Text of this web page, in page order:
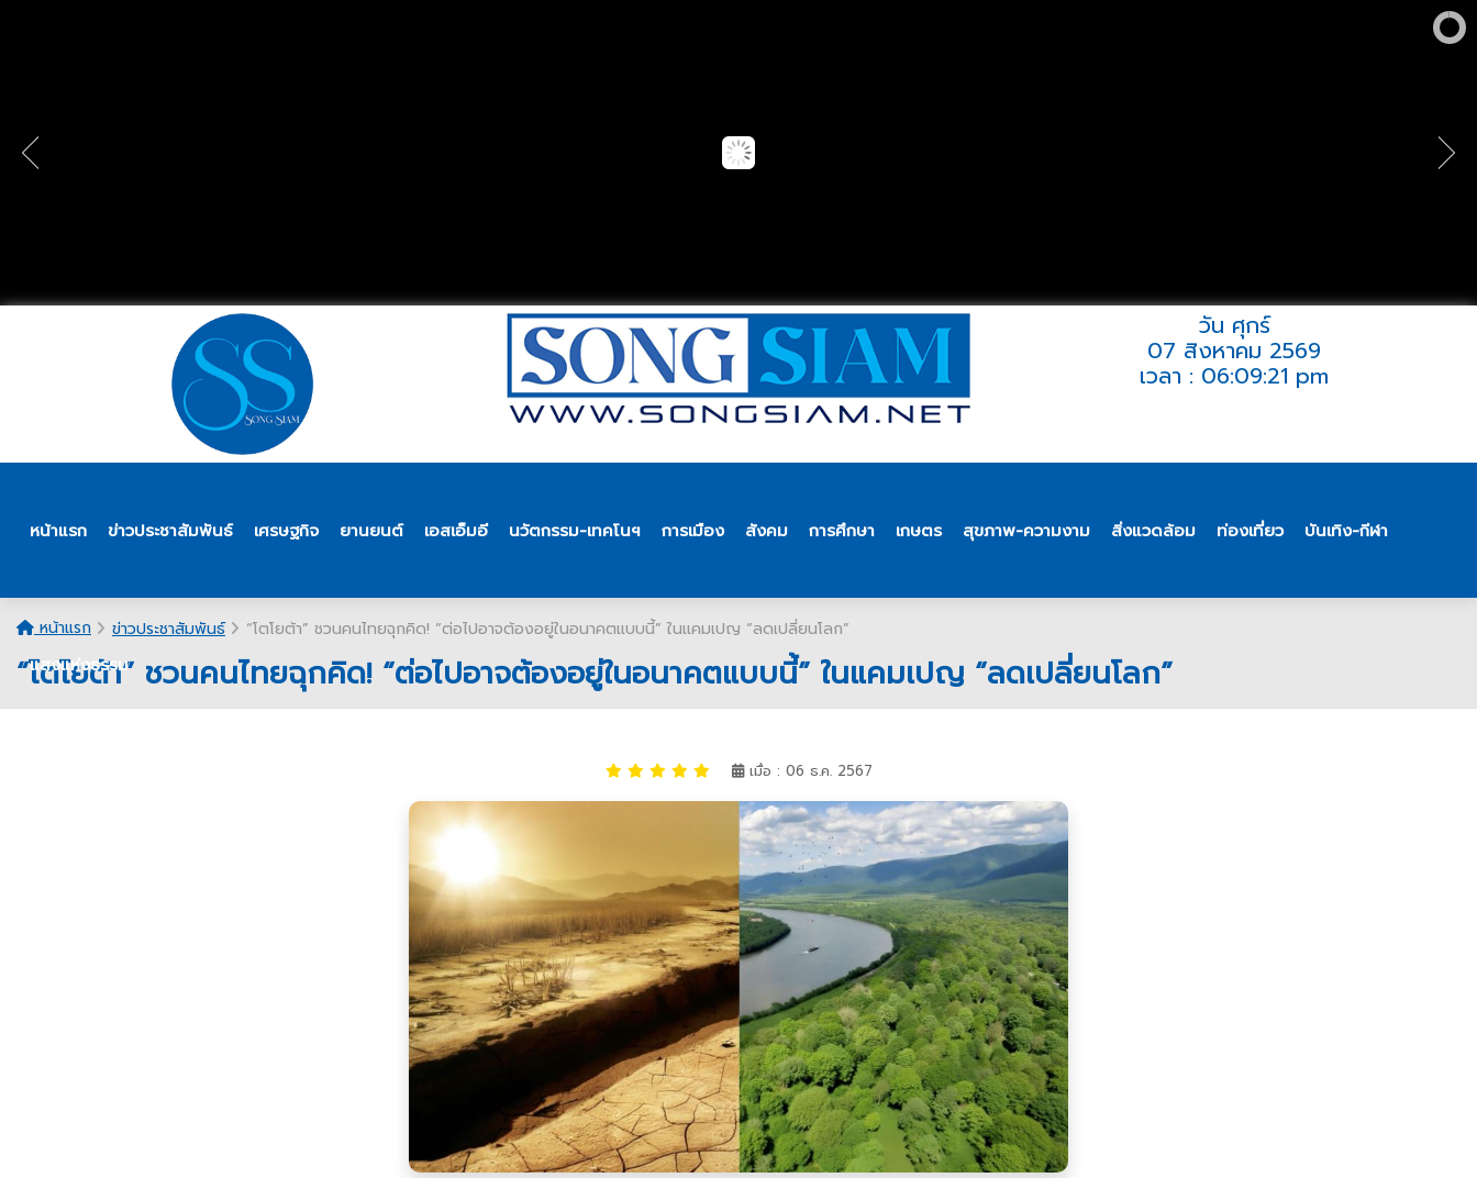
วัน ศุกร์
07 สิงหาคม 2569
เวลา : 06:09:21 pm
หน้าแรก ข่าวประชาสัมพันธ์ เศรษฐกิจ ยานยนต์ เอสเอ็มอี นวัตกรรม-เทคโนฯ การเมือง สังคม การศึกษา เกษตร สุขภาพ-ความงาม สิ่งแวดล้อม ท่องเที่ยว บันเทิง-กีฬา
แสงแห่งธรรม
หน้าแรก ข่าวประชาสัมพันธ์ “โตโยต้า” ชวนคนไทยฉุกคิด! “ต่อไปอาจต้องอยู่ในอนาคตแบบนี้” ในแคมเปญ “ลดเปลี่ยนโลก”
“โตโยต้า” ชวนคนไทยฉุกคิด! “ต่อไปอาจต้องอยู่ในอนาคตแบบนี้” ในแคมเปญ “ลดเปลี่ยนโลก”
เมื่อ : 06 ธ.ค. 2567